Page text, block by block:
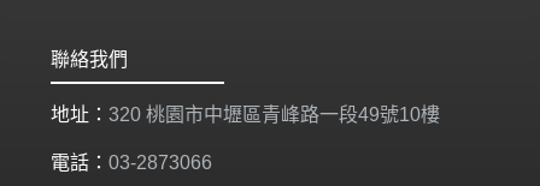
聯絡我們
地址： 320 桃園市中壢區青峰路一段49號10樓
電話： 03-2873066